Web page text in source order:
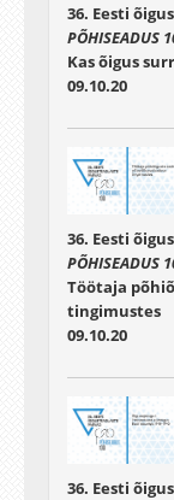
36. Eesti
PÕHISEADUS
Kas õigus
09.10.20
36. Eesti
PÕHISEADUS
Töötaja
tingimustes
09.10.20
36. Eesti